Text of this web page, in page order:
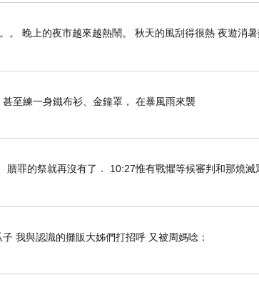
晚上的夜市越來越熱鬧。 秋天的風刮得很熱 夜遊消暑
至練一身鐵布衫、金鐘罩， 在暴風雨來襲
罪的祭就再沒有了． 10:27惟有戰懼等候審判和那燒滅
我與認識的攤販大姊們打招呼 又被周媽唸：